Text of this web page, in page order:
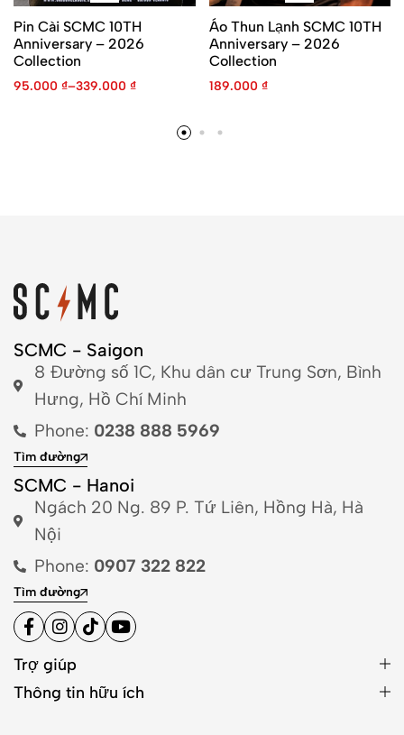
Pin Cài SCMC 10TH
Anniversary – 2026
Collection
95.000 ₫–339.000 ₫
Áo Thun Lạnh SCMC 10TH
Anniversary – 2026
Collection
189.000 ₫
SCMC - Saigon
8 Đường số 1C, Khu dân cư Trung Sơn, Bình
Hưng, Hồ Chí Minh
Phone: 0238 888 5969
Tìm đường
SCMC - Hanoi
Ngách 20 Ng. 89 P. Tứ Liên, Hồng Hà, Hà
Nội
Phone: 0907 322 822
Tìm đường
Trợ giúp
Thông tin hữu ích